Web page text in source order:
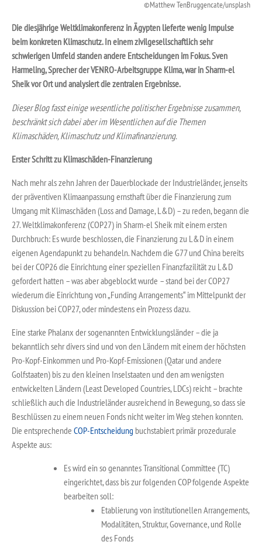
Matthew TenBruggencate/unsplash
Die diesjährige Weltklimakonferenz in Ägypten lieferte wenig Impulse
beim konkreten Klimaschutz. In einemzivilgesellschaftlich sehr
schwierigen Umfeld standen andere Entscheidungen im Fokus. Sven
Harmeling, Sprecher der VENRO-Arbeitsgruppe Klima, war in Sharm-el
Sheik vor Ort und analysiert die zentralen Ergebnisse.
Dieser Blog fasst einige wesentliche politischer Ergebnisse zusammen,
beschränkt sich dabei aber im Wesentlichen auf die Themen
Klimaschäden, Klimaschutz und Klimafinanzierung.
Erster Schritt zu Klimaschäden-Finanzierung
Nach mehr als zehn Jahren der Dauerblockade der Industrieländer, jenseits
der präventiven Klimaanpassung ernsthaft über die Finanzierung zum
Umgang mit Klimaschäden (Loss and Damage, L&D) – zu reden, begann die
27. Weltklimakonferenz (COP27) in Sharm-el Sheik mit einem ersten
Durchbruch: Es wurde beschlossen, die Finanzierung zu L&D in einem
eigenen Agendapunkt zu behandeln. Nachdem die G77 und China bereits
bei der COP26 die Einrichtung einer speziellen Finanzfazilität zu L&D
gefordert hatten – was aber abgeblockt wurde – stand bei der COP27
wiederum die Einrichtung von „Funding Arrangements“ im Mittelpunkt der
Diskussion bei COP27, oder mindestens ein Prozess dazu.
Eine starke Phalanx der sogenannten Entwicklungsländer – die ja
bekanntlich sehr divers sind und von den Ländern mit einem der höchsten
Pro-Kopf-Einkommen und Pro-Kopf-Emissionen (Qatar und andere
Golfstaaten) bis zu den kleinen Inselstaaten und den am wenigsten
entwickelten Ländern (Least Developed Countries, LDCs) reicht – brachte
schließlich auch die Industrieländer ausreichend in Bewegung, so dass sie
Beschlüssen zu einem neuen Fonds nicht weiter im Weg stehen konnten.
Die entsprechende COP-Entscheidung buchstabiert primär prozedurale
Aspekte aus:
Es wird ein so genanntes Transitional Committee (TC)
eingerichtet, dass bis zur folgenden COP folgende Aspekte
bearbeiten soll:
Etablierung von institutionellen Arrangements,
Modalitäten, Struktur, Governance, und Rolle
des Fonds